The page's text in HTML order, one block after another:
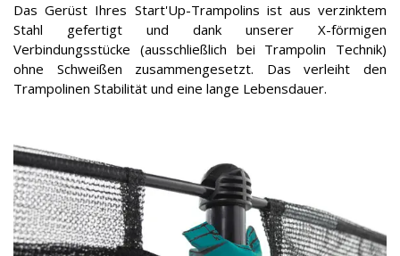
Das Gerüst Ihres Start'Up-Trampolins ist aus verzinktem
Stahl gefertigt und dank unserer X-förmigen
Verbindungsstücke (ausschließlich bei Trampolin Technik)
ohne Schweißen zusammengesetzt. Das verleiht den
Trampolinen Stabilität und eine lange Lebensdauer.